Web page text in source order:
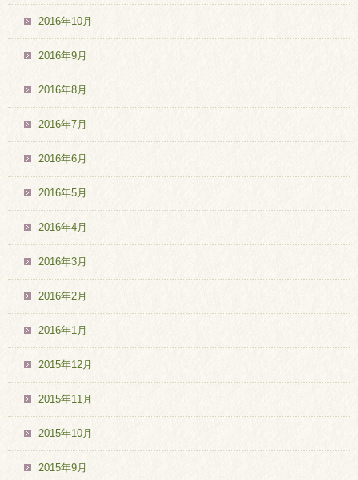
2016年10月
2016年9月
2016年8月
2016年7月
2016年6月
2016年5月
2016年4月
2016年3月
2016年2月
2016年1月
2015年12月
2015年11月
2015年10月
2015年9月